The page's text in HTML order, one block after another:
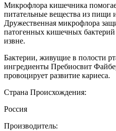
Микрофлора кишечника
питательные вещества из пищи
Дружественная микрофлора
патогенных кишечных
извне.
Бактерии, живущие в полости
ингредиенты Пребиосвит
провоцирует развитие кариеса.
Страна Происхождения:
Россия
Производитель: